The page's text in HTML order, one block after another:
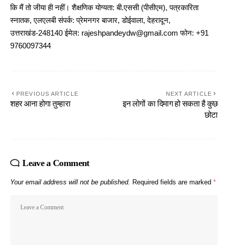
कि मैं तो जीया ही नहीं। शैक्षणिक योग्यता: बी.एससी (पीसीएम), पत्रकारिता
स्नातक, एलएलबी संपर्क: प्रेमनगर बाजार, डोईवाला, देहरादून,
उत्तराखंड-248140 ईमेल: rajeshpandeydw@gmail.com फोन: +91
9760097344
PREVIOUS ARTICLE
शहर आना होगा तुम्हारा
NEXT ARTICLE
इन लोगों का दिमाग हो सकता है कुछ
छोटा
Leave a Comment
Your email address will not be published. Required fields are marked *